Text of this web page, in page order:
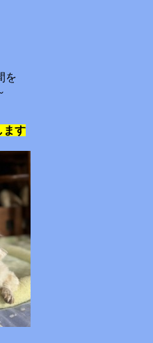
を
ます